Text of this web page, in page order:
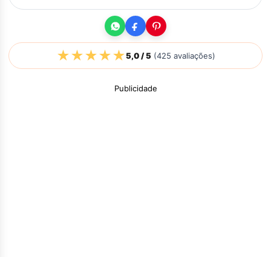
★★★★★5,0/ 5(425 avaliações)
Publicidade